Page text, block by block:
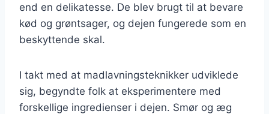
end en delikatesse. De blev brugt til at bevare
kød og grøntsager, og dejen fungerede som en
beskyttende skal.
I takt med at madlavningsteknikker udviklede
sig, begyndte folk at eksperimentere med
forskellige ingredienser i dejen. Smør og æg